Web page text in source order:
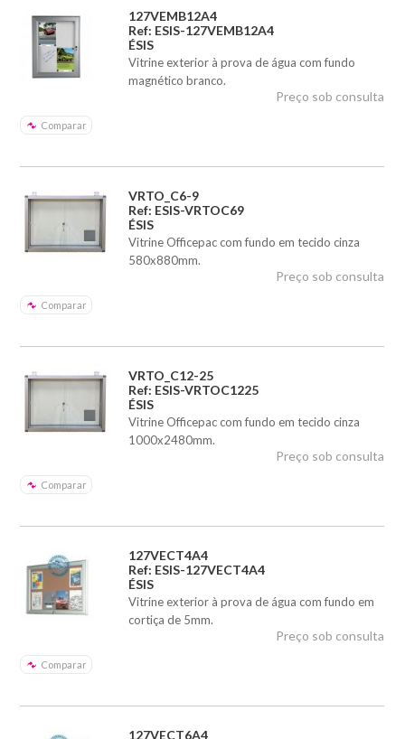
127VEMB12A4
Ref: ESIS-127VEMB12A4
ÉSIS
Vitrine exterior à prova de água com fundo
magnético branco.
Comparar
Preço sob consulta
VRTO_C6-9
Ref: ESIS-VRTOC69
ÉSIS
Vitrine Officepac com fundo em tecido cinza
580x880mm.
Comparar
Preço sob consulta
VRTO_C12-25
Ref: ESIS-VRTOC1225
ÉSIS
Vitrine Officepac com fundo em tecido cinza
1000x2480mm.
Comparar
Preço sob consulta
127VECT4A4
Ref: ESIS-127VECT4A4
ÉSIS
Vitrine exterior à prova de água com fundo em
cortiça de 5mm.
Comparar
Preço sob consulta
127VECT6A4